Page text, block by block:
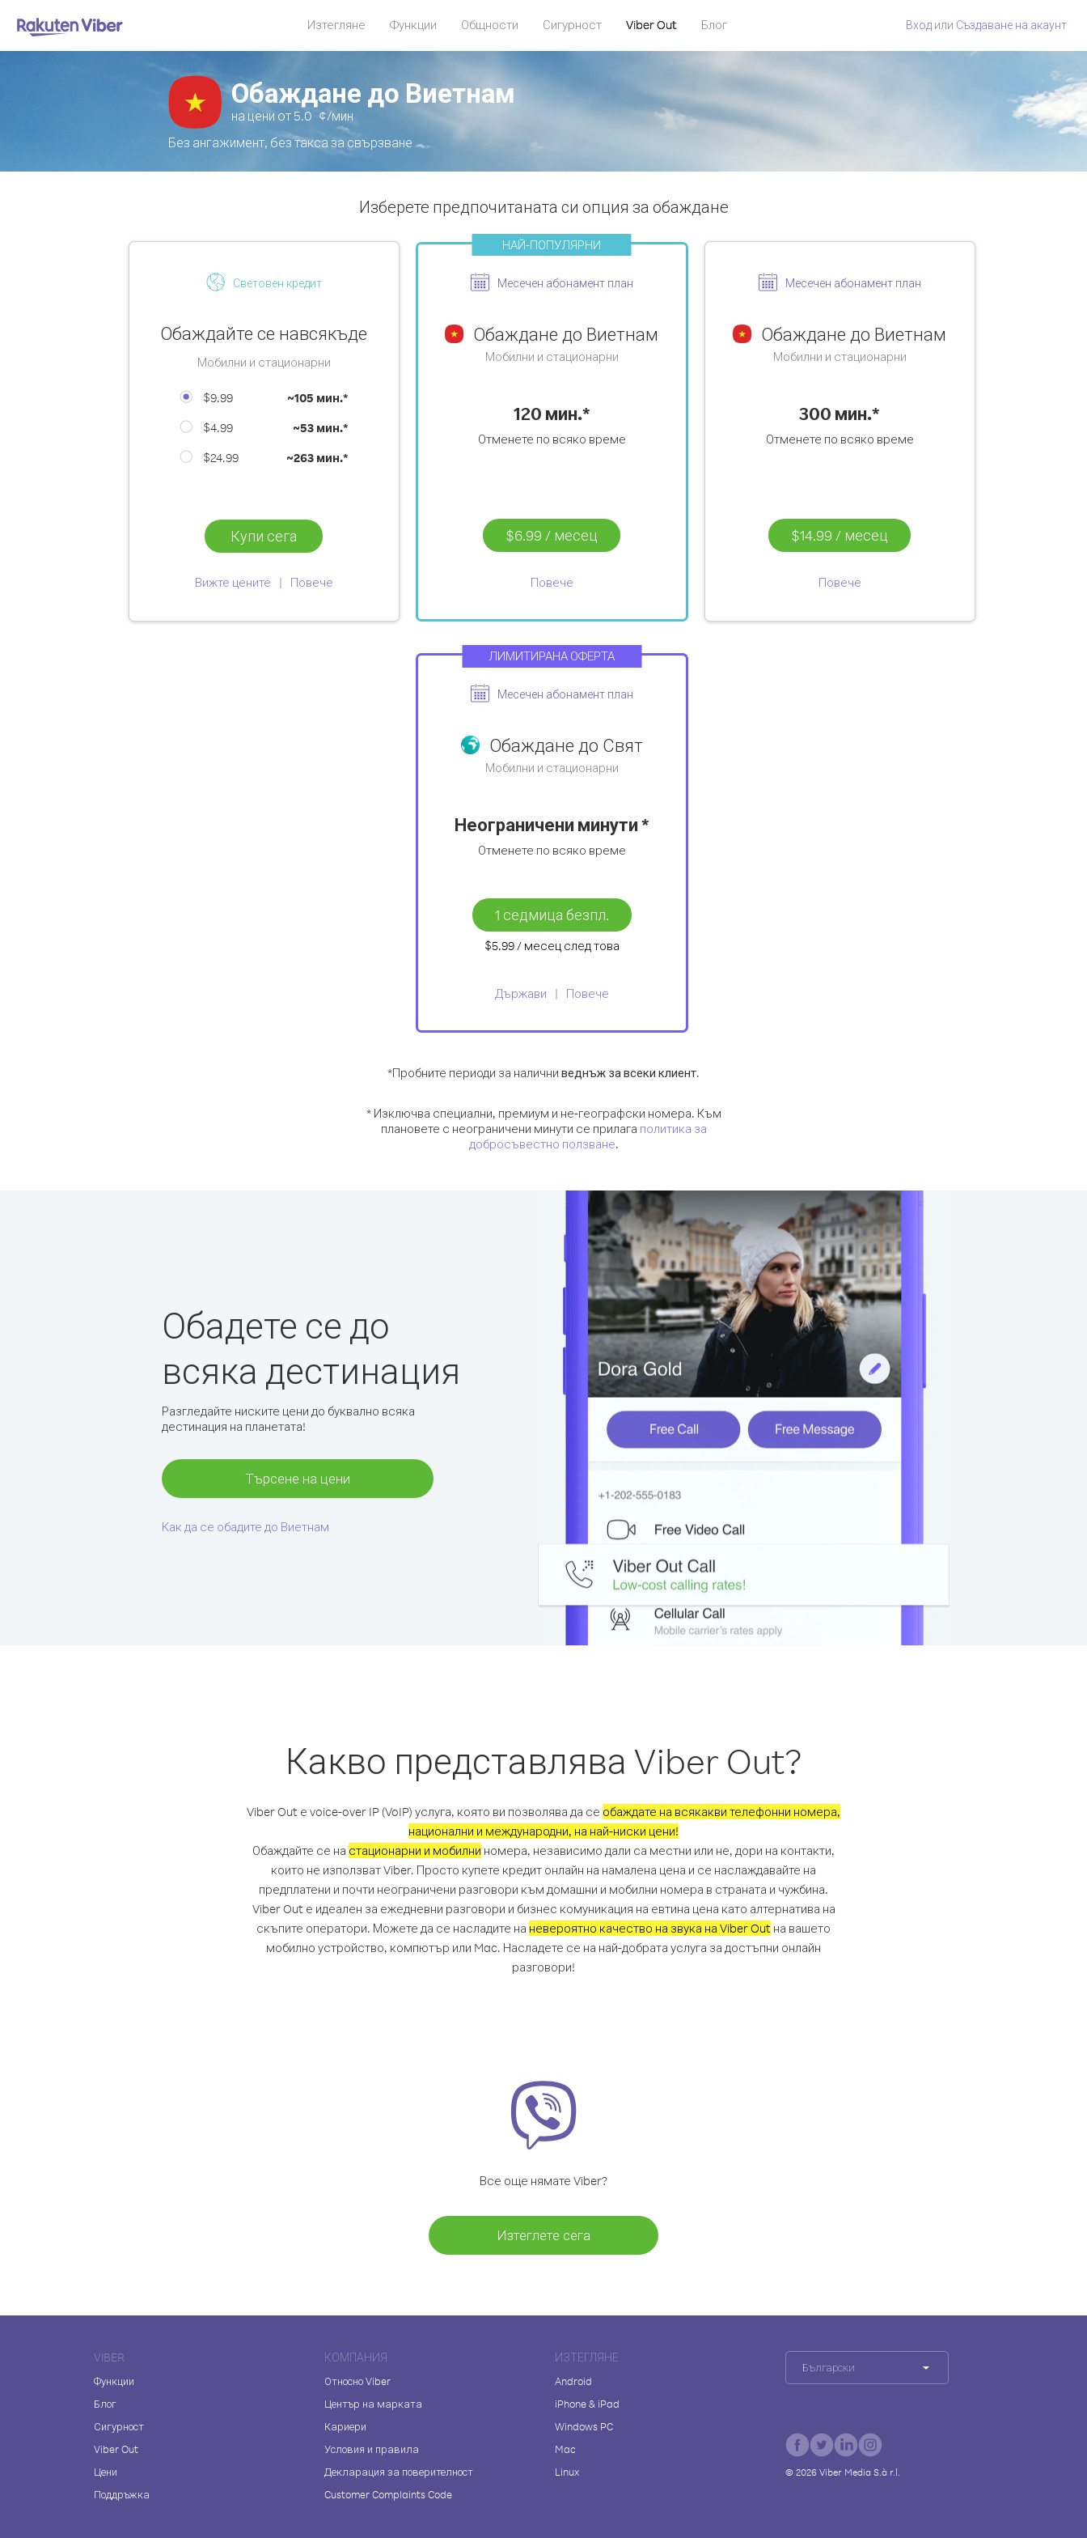
Изтегляне Функции Общности Сигурност Viber Out Блог Вход или Създаване на акаунт
Обаждане до Виетнам
на цени от 5.0 ¢/мин
Без ангажимент, без такса за свързване
Изберете предпочитаната си опция за обаждане
Световен кредит
Обаждайте се навсякъде
Мобилни и стационарни
$9.99 ~105 мин.*
$4.99
~53 мин.*
$24.99
~263 мин.*
Купи сега
Вижте цените Повече
НАЙ-ПОПУЛЯРНИ
Месечен абонамент план
Обаждане до Виетнам
Мобилни и стационарни
120 мин.*
Отменете по всяко време
$6.99 / месец
Повече
Месечен абонамент план
Обаждане до Виетнам
Мобилни и стационарни
300 мин.*
Отменете по всяко време
$14.99 / месец
Повече
ЛИМИТИРАНА ОФЕРТА
Месечен абонамент план
Обаждане до Свят
Мобилни и стационарни
Неограничени минути *
Отменете по всяко време
1 седмица безпл.
$5.99/ месецслед това
Държави Повече
*Пробните периоди за налични веднъж за всеки клиент.
* Изключва специални, премиум и не-географски номера. Към
плановете с неограничени минути се прилага политика за
добросъвестно ползване.
Обадете се до
всяка дестинация
Разгледайте ниските цени до буквално всяка
дестинация на планетата!
Търсене на цени
Как да се обадите до Виетнам
Какво представлява Viber Out?
Viber Out е voice-over IP (VoIP) услуга, която ви позволява да се обаждате на всякакви телефонни номера,
национални и международни, на най-ниски цени!
Обаждайте се на стационарни и мобилни номера, независимо дали са местни или не, дори на контакти,
които не използват Viber. Просто купете кредит онлайн на намалена цена и се наслаждавайте на
предплатени и почти неограничени разговори към домашни и мобилни номера в страната и чужбина.
Viber Out е идеален за ежедневни разговори и бизнес комуникация на евтина цена като алтернатива на
скъпите оператори. Можете да се насладите на невероятно качество на звука на Viber Out на вашето
мобилно устройство, компютър или Mac. Насладете се на най-добрата услуга за достъпни онлайн
разговори!
Все още нямате Viber?
Изтеглете сега
VIBER
Функции
Блог
Сигурност
Viber Out
Цени
Поддръжка
КОМПАНИЯ
Относно Viber
Център на марката
Кариери
Условия и правила
Декларация за поверителност
Customer Complaints Code
ИЗТЕГЛЯНЕ
Android
iPhone & iPad
Windows PC
Mac
Linux
Български
© 2026 Viber Media S.à r.l.